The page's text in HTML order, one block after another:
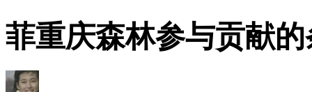
菲重庆森林参与贡献的